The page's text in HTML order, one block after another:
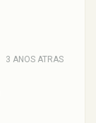
3 ANOS ATRAS